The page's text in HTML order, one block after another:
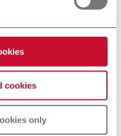
cookies
only
que gerasse valor
a DGSHAPE está há
de soluções de
incluindo manufatura,
100 anos, técnicos e
trabalho diário. Esta